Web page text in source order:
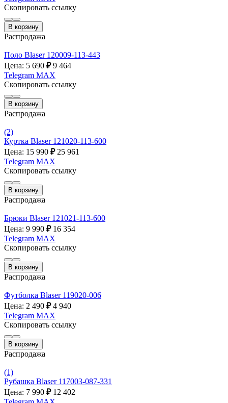
Скопировать ссылку
В корзину
Распродажа
Поло Blaser 120009-113-443
Цена: 5 690 ₽ 9 464
Telegram MAX
Скопировать ссылку
В корзину
Распродажа
(2)
Куртка Blaser 121020-113-600
Цена: 15 990 ₽ 25 961
Telegram MAX
Скопировать ссылку
В корзину
Распродажа
Брюки Blaser 121021-113-600
Цена: 9 990 ₽ 16 354
Telegram MAX
Скопировать ссылку
В корзину
Распродажа
Футболка Blaser 119020-006
Цена: 2 490 ₽ 4 940
Telegram MAX
Скопировать ссылку
В корзину
Распродажа
(1)
Рубашка Blaser 117003-087-331
Цена: 7 990 ₽ 12 402